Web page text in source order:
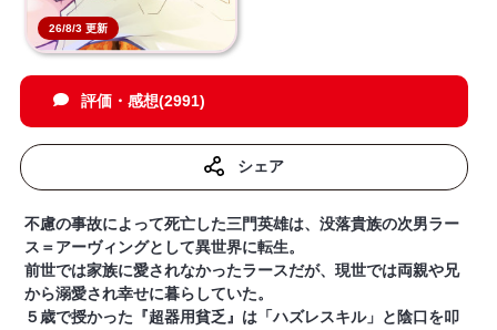
26/8/3 更新
評価・感想(2991)
シェア
不慮の事故によって死亡した三門英雄は、没落貴族の次男ラー
ス＝アーヴィングとして異世界に転生。
前世では家族に愛されなかったラースだが、現世では両親や兄
から溺愛され幸せに暮らしていた。
５歳で授かった『超器用貧乏』は「ハズレスキル」と陰口を叩